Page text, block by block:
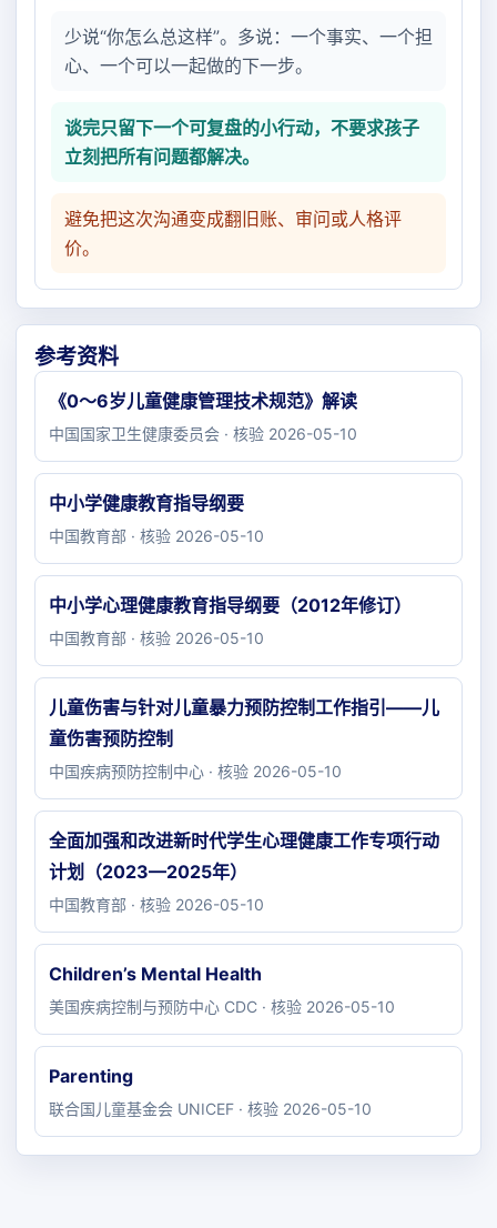
少说“你怎么总这样”。多说：一个事实、一个担
心、一个可以一起做的下一步。
谈完只留下一个可复盘的小行动，不要求孩子
立刻把所有问题都解决。
避免把这次沟通变成翻旧账、审问或人格评
价。
参考资料
《0～6岁儿童健康管理技术规范》解读
中国国家卫生健康委员会 · 核验 2026-05-10
中小学健康教育指导纲要
中国教育部 · 核验 2026-05-10
中小学心理健康教育指导纲要（2012年修订）
中国教育部 · 核验 2026-05-10
儿童伤害与针对儿童暴力预防控制工作指引——儿
童伤害预防控制
中国疾病预防控制中心 · 核验 2026-05-10
全面加强和改进新时代学生心理健康工作专项行动
计划（2023—2025年）
中国教育部 · 核验 2026-05-10
Children’s Mental Health
美国疾病控制与预防中心 CDC · 核验 2026-05-10
Parenting
联合国儿童基金会 UNICEF · 核验 2026-05-10